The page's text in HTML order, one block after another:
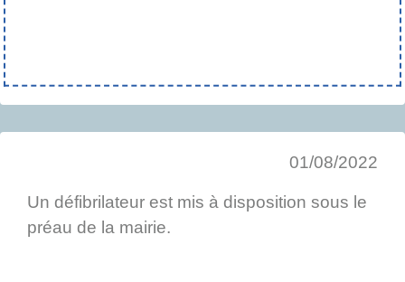
01/08/2022
Un défibrilateur est mis à disposition sous le
préau de la mairie.